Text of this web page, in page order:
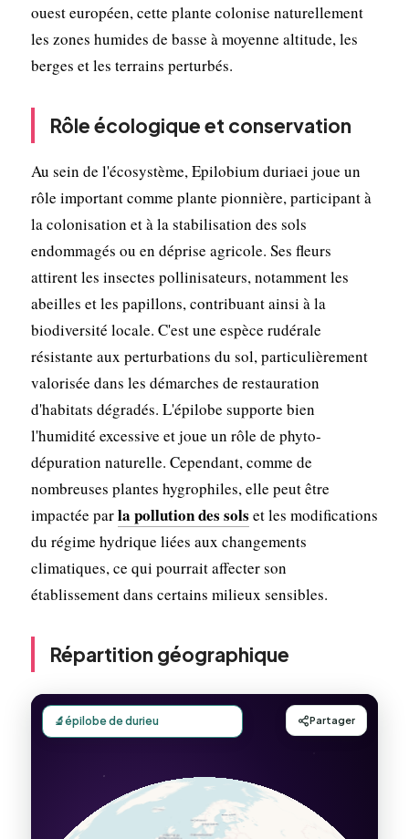
ouest européen, cette plante colonise naturellement
les zones humides de basse à moyenne altitude, les
berges et les terrains perturbés.
Rôle écologique et conservation
Au sein de l'écosystème, Epilobium duriaei joue un
rôle important comme plante pionnière, participant à
la colonisation et à la stabilisation des sols
endommagés ou en déprise agricole. Ses fleurs
attirent les insectes pollinisateurs, notamment les
abeilles et les papillons, contribuant ainsi à la
biodiversité locale. C'est une espèce rudérale
résistante aux perturbations du sol, particulièrement
valorisée dans les démarches de restauration
d'habitats dégradés. L'épilobe supporte bien
l'humidité excessive et joue un rôle de phyto-
dépuration naturelle. Cependant, comme de
nombreuses plantes hygrophiles, elle peut être
impactée parla pollution des sols et les modifications
du régime hydrique liées aux changements
climatiques, ce qui pourrait affecter son
établissement dans certains milieux sensibles.
Répartition géographique